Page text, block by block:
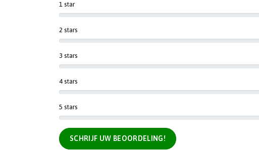
1 star
2 stars
3 stars
4 stars
5 stars
SCHRIJF UW BEOORDELING!